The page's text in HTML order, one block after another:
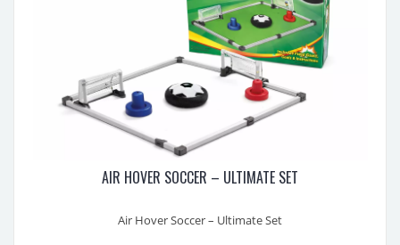
AIR HOVER SOCCER – ULTIMATE SET
Air Hover Soccer – Ultimate Set